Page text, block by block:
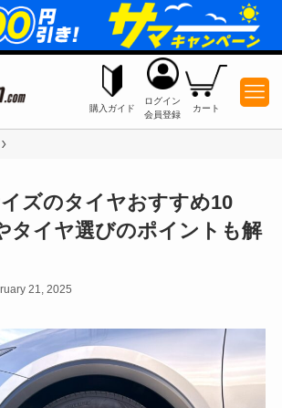
カート
ログイン
会員登録
購入ガイド
ズのタイヤおすすめ10
タイヤ選びのポイントも解
21, 2025